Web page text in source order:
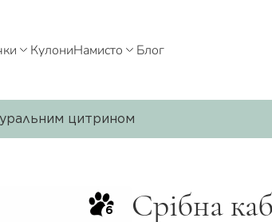
КулониНамисто Блог
цитрином
6
Срібна